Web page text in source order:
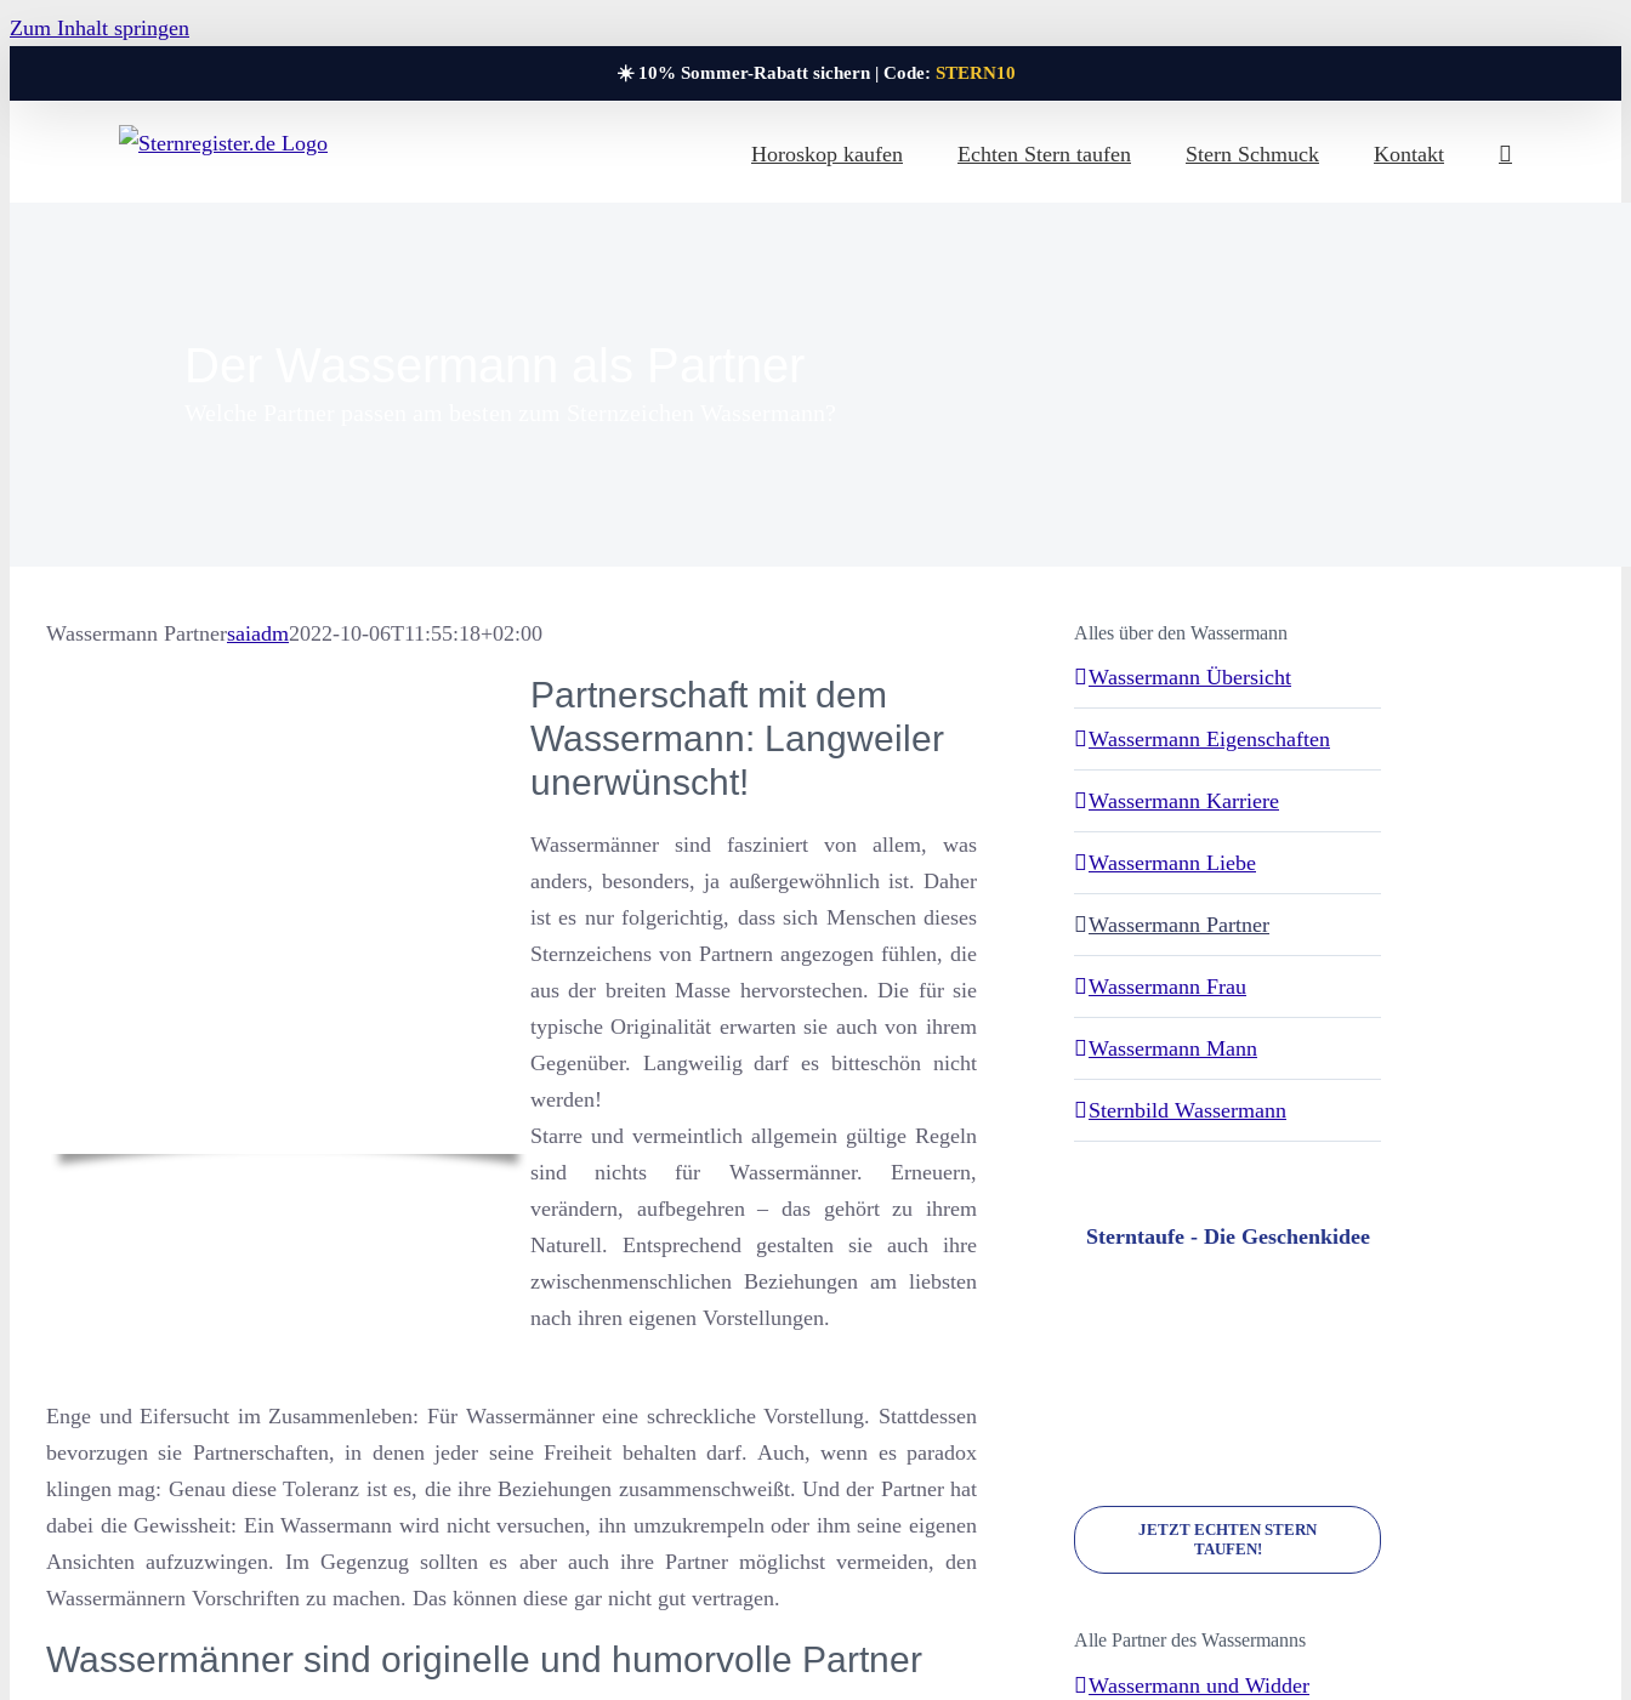
Zum Inhalt springen
☀️ 10% Sommer-Rabatt sichern | Code: STERN10
Horoskop kaufen Echten Stern taufen Stern Schmuck Kontakt
Wassermann Partnersaiadm2022-10-06T11:55:18+02:00
Partnerschaft mit dem
Wassermann: Langweiler
unerwünscht!
Wassermänner sind fasziniert von allem, was
anders, besonders, ja außergewöhnlich ist. Daher
ist es nur folgerichtig, dass sich Menschen dieses
Sternzeichens von Partnern angezogen fühlen, die
aus der breiten Masse hervorstechen. Die für sie
typische Originalität erwarten sie auch von ihrem
Gegenüber. Langweilig darf es bitteschön nicht
werden!
Starre und vermeintlich allgemein gültige Regeln
sind nichts für Wassermänner. Erneuern,
verändern, aufbegehren – das gehört zu ihrem
Naturell. Entsprechend gestalten sie auch ihre
zwischenmenschlichen Beziehungen am liebsten
nach ihren eigenen Vorstellungen.
Enge und Eifersucht im Zusammenleben: Für Wassermänner eine schreckliche Vorstellung. Stattdessen
bevorzugen sie Partnerschaften, in denen jeder seine Freiheit behalten darf. Auch, wenn es paradox
klingen mag: Genau diese Toleranz ist es, die ihre Beziehungen zusammenschweißt. Und der Partner hat
dabei die Gewissheit: Ein Wassermann wird nicht versuchen, ihn umzukrempeln oder ihm seine eigenen
Ansichten aufzuzwingen. Im Gegenzug sollten es aber auch ihre Partner möglichst vermeiden, den
Wassermännern Vorschriften zu machen. Das können diese gar nicht gut vertragen.
Wassermänner sind originelle und humorvolle Partner
Alles über den Wassermann
Wassermann Übersicht
Wassermann Eigenschaften
Wassermann Karriere
Wassermann Liebe
Wassermann Partner
Wassermann Frau
Wassermann Mann
Sternbild Wassermann
Sterntaufe - Die Geschenkidee
JETZT ECHTEN STERN
TAUFEN!
Alle Partner des Wassermanns
Wassermann und Widder